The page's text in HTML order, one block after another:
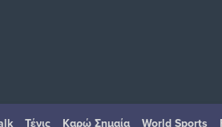
Τένις Καρώ Σημαία World Sports